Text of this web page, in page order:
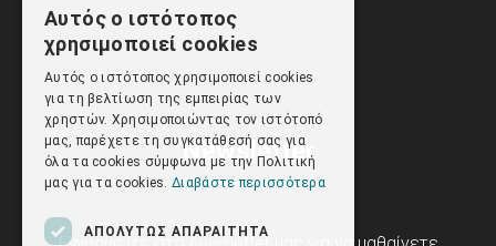
Newsletter
Αυτός ο ιστότοπος
χρησιμοποιεί cookies
Αυτός ο ιστότοπος χρησιμοποιεί cookies
για τη βελτίωση της εμπειρίας των
χρηστών. Χρησιμοποιώντας τον ιστότοπό
μας, παρέχετε τη συγκατάθεσή σας για
όλα τα cookies σύμφωνα με την Πολιτική
μας για τα cookies. Διαβάστε περισσότερα
ΑΠΟΛΎΤΩΣ ΑΠΑΡΑΊΤΗΤΑ